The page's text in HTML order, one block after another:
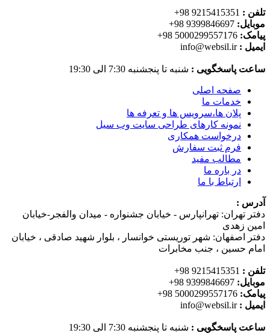
تلفن :
موبایل:
پیامک:
ایمیل : info@websil.ir
ساعت پاسخگویی : شنبه تا پنجشنبه 7:30 الی 19:30
صفحه اصلی
خدمات ما
پلان ها،سرویس ها و تعرفه ها
نمونه کارهای طراحی سایت وب سیل
درخواست همکاری
فرم ثبت سفارش
مطالب مفید
در باره ما
ارتباط با ما
آدرس :
دفتر تهران: تهرانپارس - خیابان جشنواره - میدان والفجر-خیابان
امین زهدی
دفتر اصفهان: شهر توریستی خوانسار ، بلوار شهید صادقی ، خیابان
امام حسین ، جنب مخابرات
تلفن :
موبایل:
پیامک:
ایمیل : info@websil.ir
ساعت پاسخگویی : شنبه تا پنجشنبه 7:30 الی 19:30